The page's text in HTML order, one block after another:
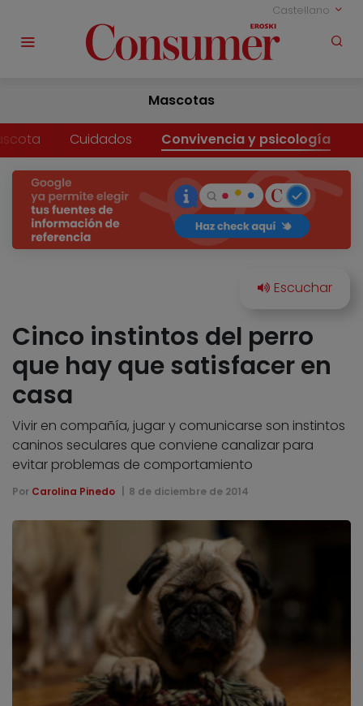
Castellano
Mascotas
Cuidados Convivencia y psicología
Cinco instintos del perro
que hay que satisfacer en
casa
Vivir en compañía, jugar y comunicarse son instintos
caninos seculares que conviene canalizar para
evitar problemas de comportamiento
Por Carolina Pinedo 8 de diciembre de 2014